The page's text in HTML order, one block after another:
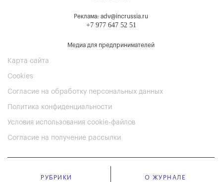
Реклама: adv@incrussia.ru
+7 977 647 52 51
Медиа для предпринимателей
Карта сайта
Cookies
Согласие на обработку персональных данных
Политика конфиденциальности
Условия использования cookie-файлов
Согласие на получение рассылки
РУБРИКИ О ЖУРНАЛЕ